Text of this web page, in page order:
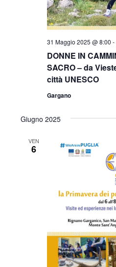
DONNE IN
SACRO – da
città UNESCO
31 Maggio 2025 @ 8:00 -
Gargano
Giugno 2025
VEN
6